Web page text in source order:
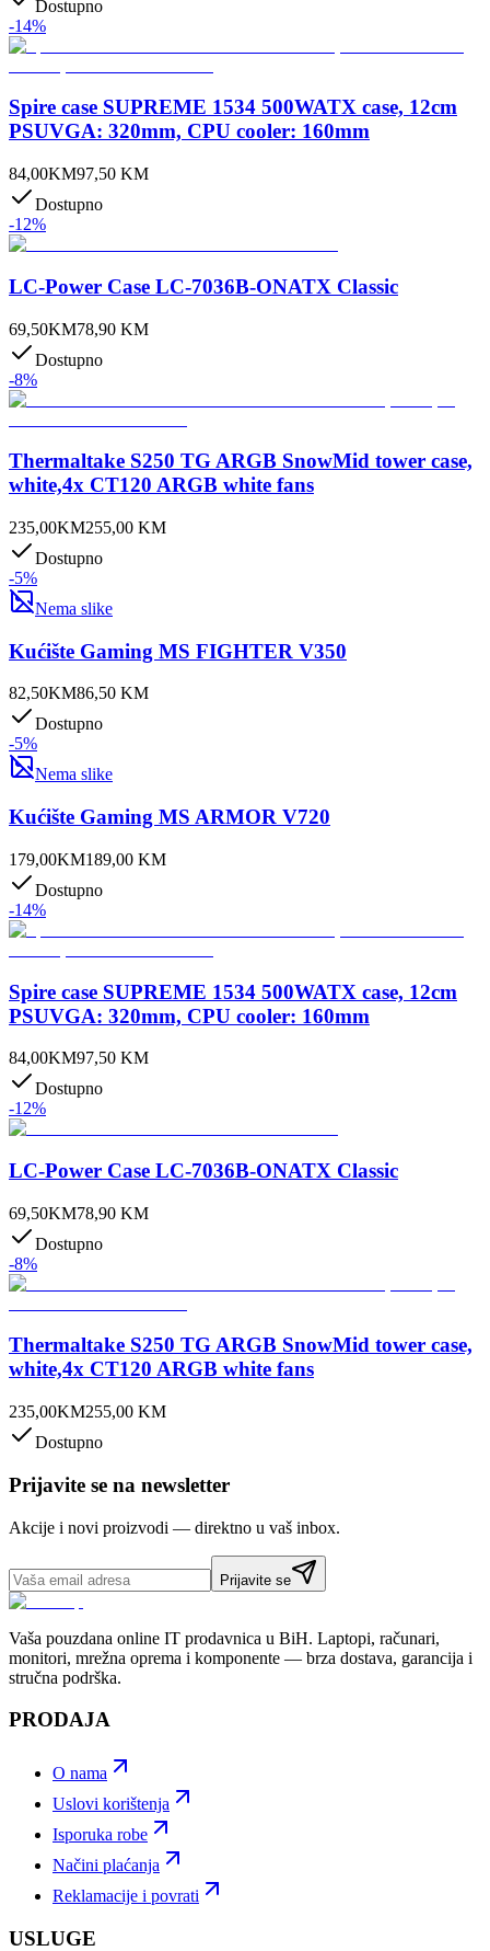
Dostupno
-14%
Spire case SUPREME 1534 500WATX case, 12cm
PSUVGA: 320mm, CPU cooler: 160mm
84,00KM97,50 KM
Dostupno
-12%
LC-Power Case LC-7036B-ONATX Classic
69,50KM78,90 KM
Dostupno
-8%
Thermaltake S250 TG ARGB SnowMid tower case,
white,4x CT120 ARGB white fans
235,00KM255,00 KM
Dostupno
-5%
Nema slike
Kućište Gaming MS FIGHTER V350
82,50KM86,50 KM
Dostupno
-5%
Nema slike
Kućište Gaming MS ARMOR V720
179,00KM189,00 KM
Dostupno
-14%
Spire case SUPREME 1534 500WATX case, 12cm
PSUVGA: 320mm, CPU cooler: 160mm
84,00KM97,50 KM
Dostupno
-12%
LC-Power Case LC-7036B-ONATX Classic
69,50KM78,90 KM
Dostupno
-8%
Thermaltake S250 TG ARGB SnowMid tower case,
white,4x CT120 ARGB white fans
235,00KM255,00 KM
Dostupno
Prijavite se na newsletter
Akcije i novi proizvodi — direktno u vaš inbox.
Prijavite se
Vaša pouzdana online IT prodavnica u BiH. Laptopi, računari,
monitori, mrežna oprema i komponente — brza dostava, garancija i
stručna podrška.
PRODAJA
O nama
Uslovi korištenja
Isporuka robe
Načini plaćanja
Reklamacije i povrati
USLUGE